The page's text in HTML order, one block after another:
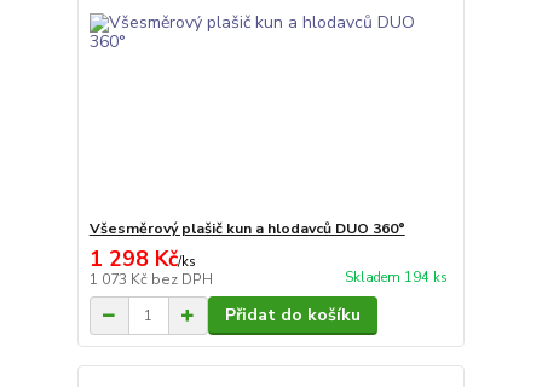
Všesměrový plašič kun a hlodavců DUO 360°
1 298 Kč/ks
1 073 Kč bez DPH Skladem 194 ks
Přidat do košíku